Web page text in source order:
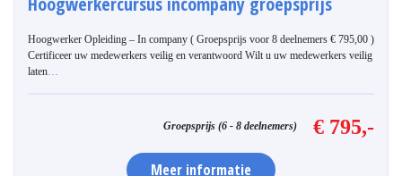
Hoogwerker Opleiding – In company ( Groepsprijs voor 8 deelnemers € 795,00 )
Certificeer uw medewerkers veilig en verantwoord Wilt u uw medewerkers veilig
laten…
Groepsprijs (6 - 8 deelnemers) € 795,-
Meer informatie